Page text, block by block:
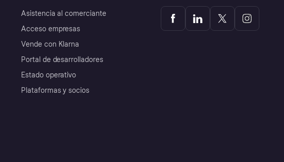
Asistencia al comerciante
Acceso empresas
Vende con Klarna
Portal de desarrolladores
Estado operativo
Plataformas y socios